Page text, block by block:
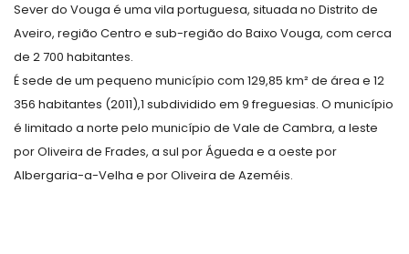
Sever do Vouga é uma vila portuguesa, situada no Distrito de
Aveiro, região Centro e sub-região do Baixo Vouga, com cerca
de 2 700 habitantes.
É sede de um pequeno município com 129,85 km² de área e 12
356 habitantes (2011),1 subdividido em 9 freguesias. O município
é limitado a norte pelo município de Vale de Cambra, a leste
por Oliveira de Frades, a sul por Águeda e a oeste por
Albergaria-a-Velha e por Oliveira de Azeméis.